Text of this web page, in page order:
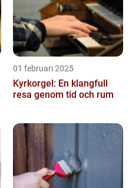
01 februari 2025
Kyrkorgel: En klangfull
resa genom tid och rum